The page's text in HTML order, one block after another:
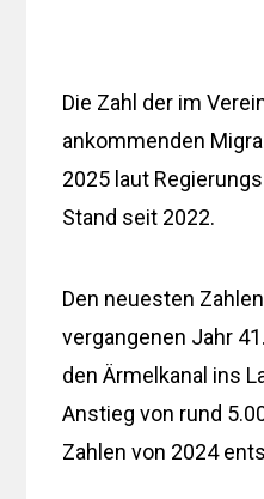
Die Zahl der im
ankommenden
2025 laut
Stand seit 2022.
Den neuesten
vergangenen Jahr
den Ärmelkanal ins
Anstieg von rund
Zahlen von 2024